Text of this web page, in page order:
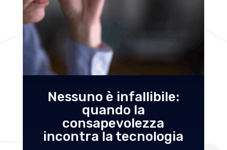
Nessuno è infallibile:
quando la
consapevolezza
incontra la tecnologia